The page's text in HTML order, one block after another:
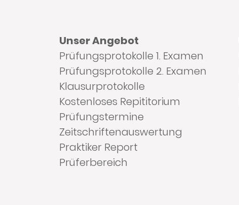
Unser Angebot
Prüfungsprotokolle 1. Examen
Prüfungsprotokolle 2. Examen
Klausurprotokolle
Kostenloses Repititorium
Prüfungstermine
Zeitschriftenauswertung
Praktiker Report
Prüferbereich